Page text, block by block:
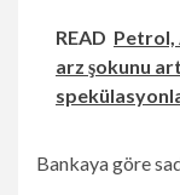
READ Petrol,
arz şokunu
Bankaya göre